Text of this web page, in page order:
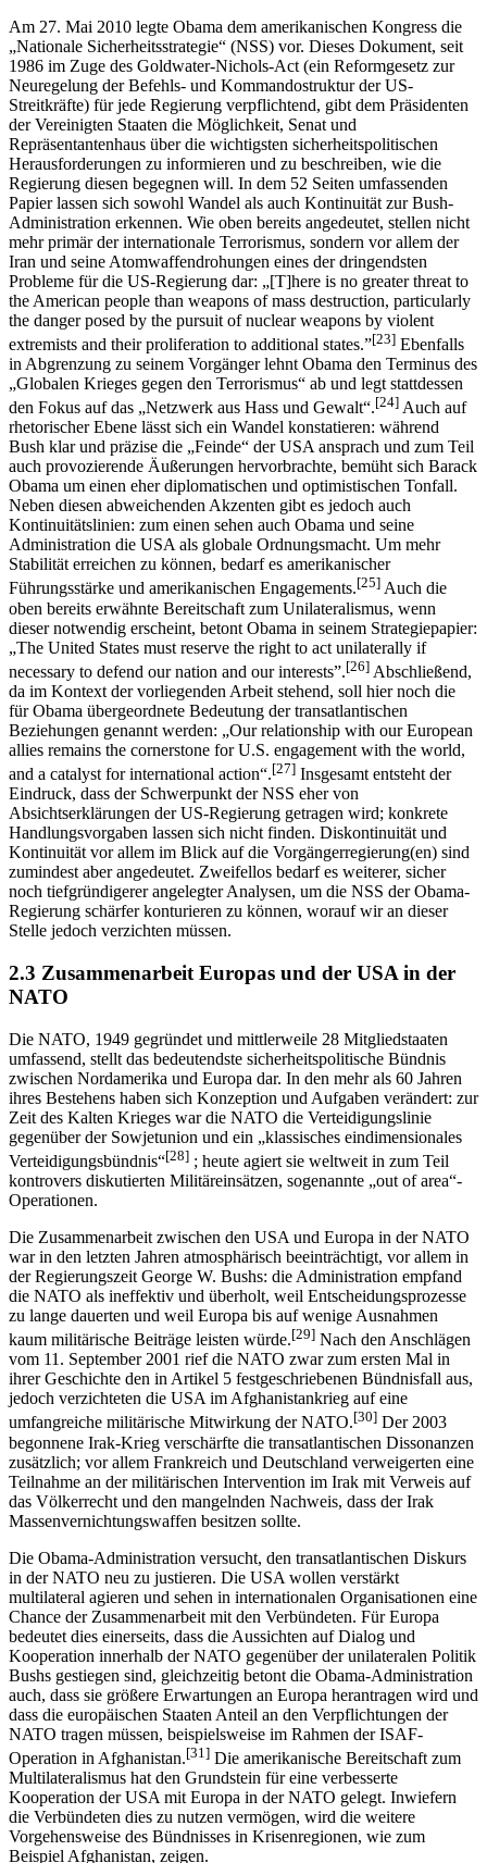
Am 27. Mai 2010 legte Obama dem amerikanischen Kongress die
„Nationale Sicherheitsstrategie“ (NSS) vor. Dieses Dokument, seit
1986 im Zuge des Goldwater-Nichols-Act (ein Reformgesetz zur
Neuregelung der Befehls- und Kommandostruktur der US-
Streitkräfte) für jede Regierung verpflichtend, gibt dem Präsidenten
der Vereinigten Staaten die Möglichkeit, Senat und
Repräsentantenhaus über die wichtigsten sicherheitspolitischen
Herausforderungen zu informieren und zu beschreiben, wie die
Regierung diesen begegnen will. In dem 52 Seiten umfassenden
Papier lassen sich sowohl Wandel als auch Kontinuität zur Bush-
Administration erkennen. Wie oben bereits angedeutet, stellen nicht
mehr primär der internationale Terrorismus, sondern vor allem der
Iran und seine Atomwaffendrohungen eines der dringendsten
Probleme für die US-Regierung dar: „[T]here is no greater threat to
the American people than weapons of mass destruction, particularly
the danger posed by the pursuit of nuclear weapons by violent
extremists and their proliferation to additional states.”[23] Ebenfalls
in Abgrenzung zu seinem Vorgänger lehnt Obama den Terminus des
„Globalen Krieges gegen den Terrorismus“ ab und legt stattdessen
den Fokus auf das „Netzwerk aus Hass und Gewalt“.[24] Auch auf
rhetorischer Ebene lässt sich ein Wandel konstatieren: während
Bush klar und präzise die „Feinde“ der USA ansprach und zum Teil
auch provozierende Äußerungen hervorbrachte, bemüht sich Barack
Obama um einen eher diplomatischen und optimistischen Tonfall.
Neben diesen abweichenden Akzenten gibt es jedoch auch
Kontinuitätslinien: zum einen sehen auch Obama und seine
Administration die USA als globale Ordnungsmacht. Um mehr
Stabilität erreichen zu können, bedarf es amerikanischer
Führungsstärke und amerikanischen Engagements.[25] Auch die
oben bereits erwähnte Bereitschaft zum Unilateralismus, wenn
dieser notwendig erscheint, betont Obama in seinem Strategiepapier:
„The United States must reserve the right to act unilaterally if
necessary to defend our nation and our interests”.[26] Abschließend,
da im Kontext der vorliegenden Arbeit stehend, soll hier noch die
für Obama übergeordnete Bedeutung der transatlantischen
Beziehungen genannt werden: „Our relationship with our European
allies remains the cornerstone for U.S. engagement with the world,
and a catalyst for international action“.[27] Insgesamt entsteht der
Eindruck, dass der Schwerpunkt der NSS eher von
Absichtserklärungen der US-Regierung getragen wird; konkrete
Handlungsvorgaben lassen sich nicht finden. Diskontinuität und
Kontinuität vor allem im Blick auf die Vorgängerregierung(en) sind
zumindest aber angedeutet. Zweifellos bedarf es weiterer, sicher
noch tiefgründigerer angelegter Analysen, um die NSS der Obama-
Regierung schärfer konturieren zu können, worauf wir an dieser
Stelle jedoch verzichten müssen.
2.3 Zusammenarbeit Europas und der USA in der
NATO
Die NATO, 1949 gegründet und mittlerweile 28 Mitgliedstaaten
umfassend, stellt das bedeutendste sicherheitspolitische Bündnis
zwischen Nordamerika und Europa dar. In den mehr als 60 Jahren
ihres Bestehens haben sich Konzeption und Aufgaben verändert: zur
Zeit des Kalten Krieges war die NATO die Verteidigungslinie
gegenüber der Sowjetunion und ein „klassisches eindimensionales
Verteidigungsbündnis“[28] ; heute agiert sie weltweit in zum Teil
kontrovers diskutierten Militäreinsätzen, sogenannte „out of area“-
Operationen.
Die Zusammenarbeit zwischen den USA und Europa in der NATO
war in den letzten Jahren atmosphärisch beeinträchtigt, vor allem in
der Regierungszeit George W. Bushs: die Administration empfand
die NATO als ineffektiv und überholt, weil Entscheidungsprozesse
zu lange dauerten und weil Europa bis auf wenige Ausnahmen
kaum militärische Beiträge leisten würde.[29] Nach den Anschlägen
vom 11. September 2001 rief die NATO zwar zum ersten Mal in
ihrer Geschichte den in Artikel 5 festgeschriebenen Bündnisfall aus,
jedoch verzichteten die USA im Afghanistankrieg auf eine
umfangreiche militärische Mitwirkung der NATO.[30] Der 2003
begonnene Irak-Krieg verschärfte die transatlantischen Dissonanzen
zusätzlich; vor allem Frankreich und Deutschland verweigerten eine
Teilnahme an der militärischen Intervention im Irak mit Verweis auf
das Völkerrecht und den mangelnden Nachweis, dass der Irak
Massenvernichtungswaffen besitzen sollte.
Die Obama-Administration versucht, den transatlantischen Diskurs
in der NATO neu zu justieren. Die USA wollen verstärkt
multilateral agieren und sehen in internationalen Organisationen eine
Chance der Zusammenarbeit mit den Verbündeten. Für Europa
bedeutet dies einerseits, dass die Aussichten auf Dialog und
Kooperation innerhalb der NATO gegenüber der unilateralen Politik
Bushs gestiegen sind, gleichzeitig betont die Obama-Administration
auch, dass sie größere Erwartungen an Europa herantragen wird und
dass die europäischen Staaten Anteil an den Verpflichtungen der
NATO tragen müssen, beispielsweise im Rahmen der ISAF-
Operation in Afghanistan.[31] Die amerikanische Bereitschaft zum
Multilateralismus hat den Grundstein für eine verbesserte
Kooperation der USA mit Europa in der NATO gelegt. Inwiefern
die Verbündeten dies zu nutzen vermögen, wird die weitere
Vorgehensweise des Bündnisses in Krisenregionen, wie zum
Beispiel Afghanistan, zeigen.